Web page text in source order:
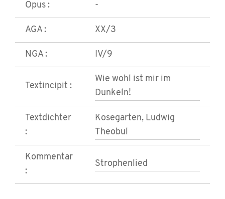
Opus : -
AGA : XX/3
NGA : IV/9
Textincipit :
Wie wohl ist mir im
Dunkeln!
Textdichter
:
Kosegarten, Ludwig
Theobul
Kommentar
:
Strophenlied